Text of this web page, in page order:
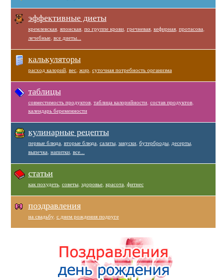
эффективные диеты
кремлевская, японская, по группе крови, гречневая, кефирная, протасова
лечебные, все диеты...
калькуляторы
расход калорий, вес, жир суточная потребность организма
таблицы
совместимость продуктов, таблица калорийности, состав продуктов,
календарь беременности
кулинарные рецепты
первые блюда вторые блюда салаты, закуски, бутерброды, десерты,
выпечка напитки, все...
статьи
как похудеть, советы, здоровье, красота фитнес
поздравления
на свадьбу, с днем рождения подруге